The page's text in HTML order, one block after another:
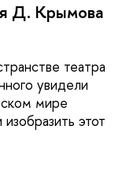
Д. Крымова
театра
увидели
мире
этот